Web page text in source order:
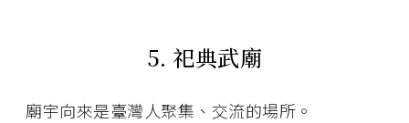
5. 祀典武廟
廟宇向來是臺灣人聚集、交流的場所。